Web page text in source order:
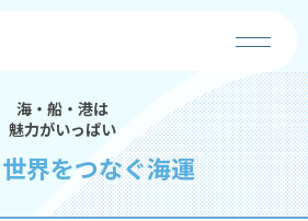
海・船・港は
魅力がいっぱい
界をつなぐ海運